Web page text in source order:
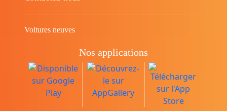
Voitures neuves
Nos applications